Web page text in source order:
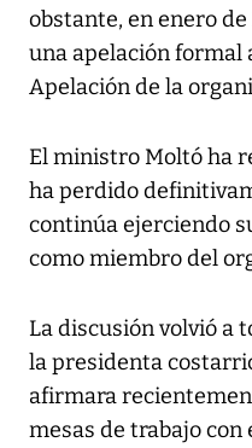
obstante, en enero
una apelación formal
Apelación de la
El ministro Moltó ha
ha perdido
continúa ejerciendo
como miembro del
La discusión volvió a
la presidenta
afirmara
mesas de trabajo